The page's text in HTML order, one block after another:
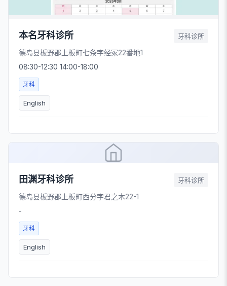
本名牙科诊所 牙科诊所
德岛县板野郡上板町七条字经冢22番地1
08:30-12:30 14:00-18:00
牙科
English
田渊牙科诊所 牙科诊所
德岛县板野郡上板町西分字君之木22-1
-
牙科
English